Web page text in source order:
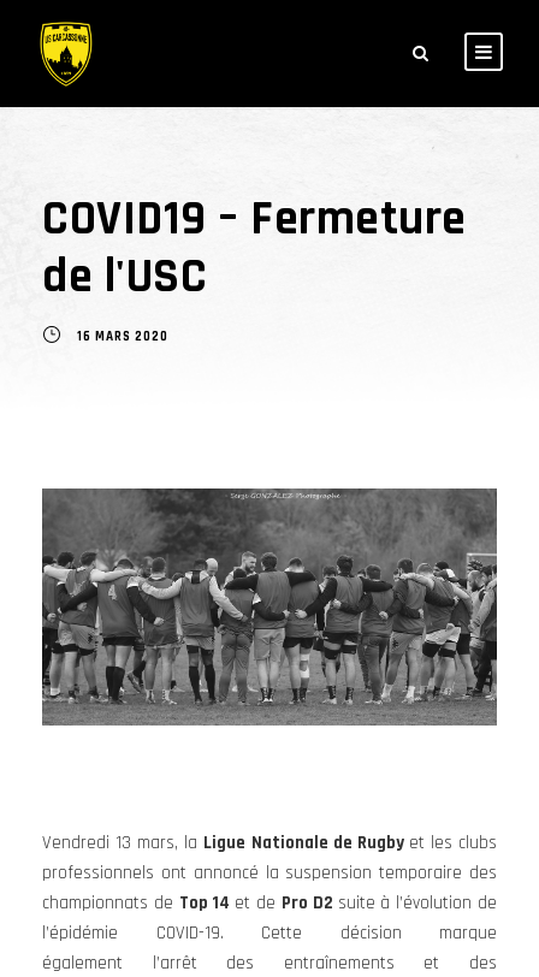
COVID19 – Fermeture
de l'USC
16 MARS 2020
Vendredi 13 mars, la Ligue Nationale de Rugby et les clubs
professionnels ont annoncé la suspension temporaire des
championnats de Top 14 et de Pro D2 suite à l’évolution de
l’épidémie COVID-19. Cette décision marque
également l’arrêt des entraînements et des